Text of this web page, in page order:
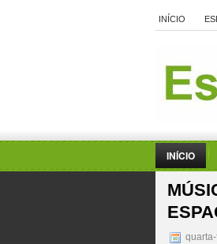
INÍCIO
INÍCIO